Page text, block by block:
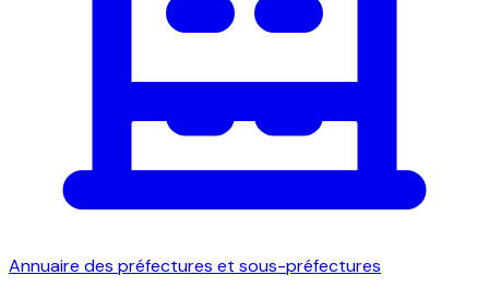
Annuaire des préfectures et sous-préfectures